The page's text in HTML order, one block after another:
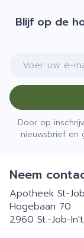
Blijf op de
E-mail adres
Door op
nieuwsbrief en
Neem
Apotheek St-
Hogebaan 70
2960 St.-Job-